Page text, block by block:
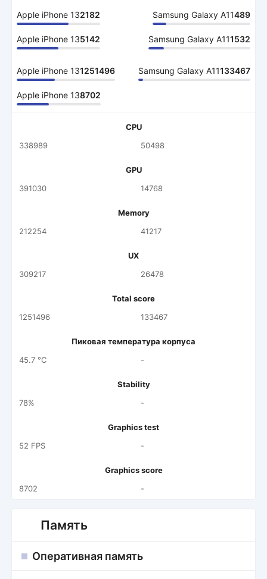
Apple iPhone 132182 Samsung Galaxy A11489
Apple iPhone 135142 Samsung Galaxy A111532
Apple iPhone 131251496 Samsung Galaxy A11133467
Apple iPhone 138702
CPU
338989
50498
GPU
391030
14768
Memory
212254
41217
UX
309217
26478
Total score
1251496
133467
Пиковая температура корпуса
45.7 °C
-
Stability
78%
-
Graphics test
52 FPS
-
Graphics score
8702
-
Память
Оперативная память